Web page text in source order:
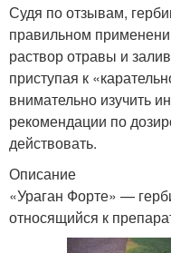
Судя по отзывам,
правильном
раствор отравы и
приступая к
внимательно изучить
рекомендации по
действовать.
Описание
«Ураган Форте» —
относящийся к